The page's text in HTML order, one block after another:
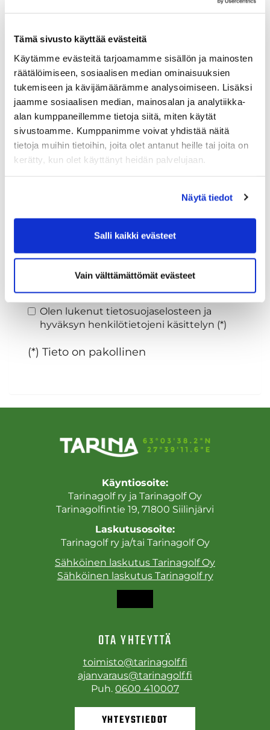
Tämä sivusto käyttää evästeitä
Käytämme evästeitä tarjoamamme sisällön ja mainosten
räätälöimiseen, sosiaalisen median ominaisuuksien
tukemiseen ja kävijämäärämme analysoimiseen. Lisäksi
jaamme sosiaalisen median, mainosalan ja analytiikka-
alan kumppaneillemme tietoja siitä, miten käytät
sivustoamme. Kumppanimme voivat yhdistää näitä
tietoja muihin tietoihin, joita olet antanut heille tai joita on
kerätty, kun olet käyttänyt heidän palvelujaan.
Näytä tiedot
Salli kaikki evästeet
Vain välttämättömät evästeet
Lisätiedot
Syntymäaika: (*)
Rekisteröidy
Haluan tilata Tarina Golf uutiskirjeen
Olen lukenut tietosuojaselosteen ja
hyväksyn henkilötietojeni käsittelyn (*)
(*) Tieto on pakollinen
Käyntiosoite:
Tarinagolf ry ja Tarinagolf Oy
Tarinagolfintie 19, 71800 Siilinjärvi
Laskutusosoite:
Tarinagolf ry ja/tai Tarinagolf Oy
Sähköinen laskutus Tarinagolf Oy
Sähköinen laskutus Tarinagolf ry
OTA YHTEYTTÄ
toimisto@tarinagolf.fi
ajanvaraus@tarinagolf.fi
Puh. 0600 410007
YHTEYSTIEDOT